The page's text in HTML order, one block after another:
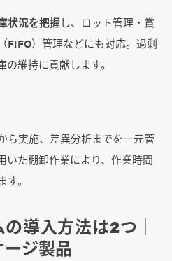
状況を把握し、ロット管理・賞
FIFO）管理などにも対応。過剰
維持に貢献します。
ら実施、差異分析までを一元管
いた棚卸作業により、作業時間
。
導入方法は2つ｜
ジ製品